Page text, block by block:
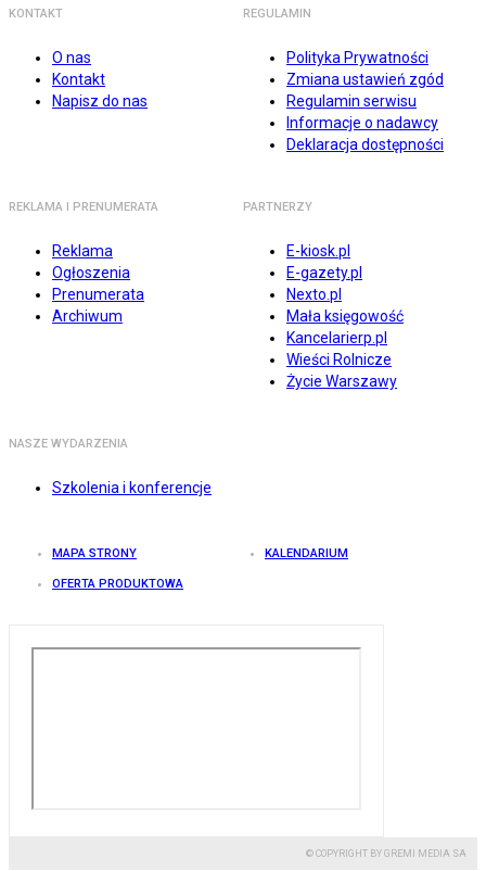
KONTAKT
O nas
Kontakt
Napisz do nas
REGULAMIN
Polityka Prywatności
Zmiana ustawień zgód
Regulamin serwisu
Informacje o nadawcy
Deklaracja dostępności
REKLAMA I PRENUMERATA
Reklama
Ogłoszenia
Prenumerata
Archiwum
PARTNERZY
E-kiosk.pl
E-gazety.pl
Nexto.pl
Mała księgowość
Kancelarierp.pl
Wieści Rolnicze
Życie Warszawy
NASZE WYDARZENIA
Szkolenia i konferencje
MAPA STRONY KALENDARIUM
OFERTA PRODUKTOWA
© COPYRIGHT BY GREMI MEDIA SA